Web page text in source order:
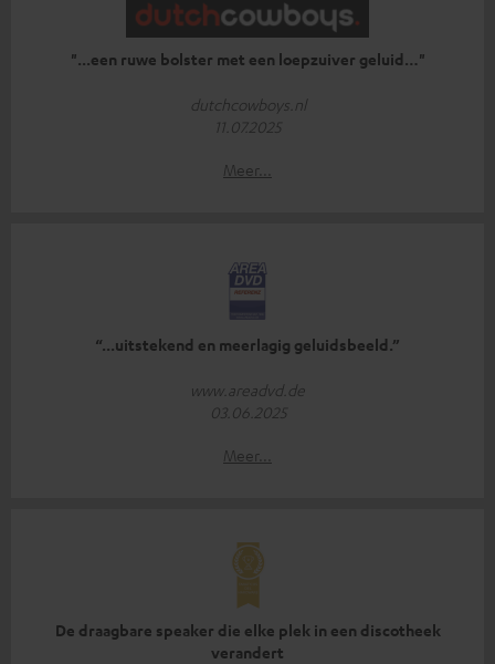
"...een ruwe bolster met een loepzuiver geluid…"
dutchcowboys.nl
11.07.2025
Meer...
“...uitstekend en meerlagig geluidsbeeld.”
www.areadvd.de
03.06.2025
Meer...
De draagbare speaker die elke plek in een discotheek
verandert